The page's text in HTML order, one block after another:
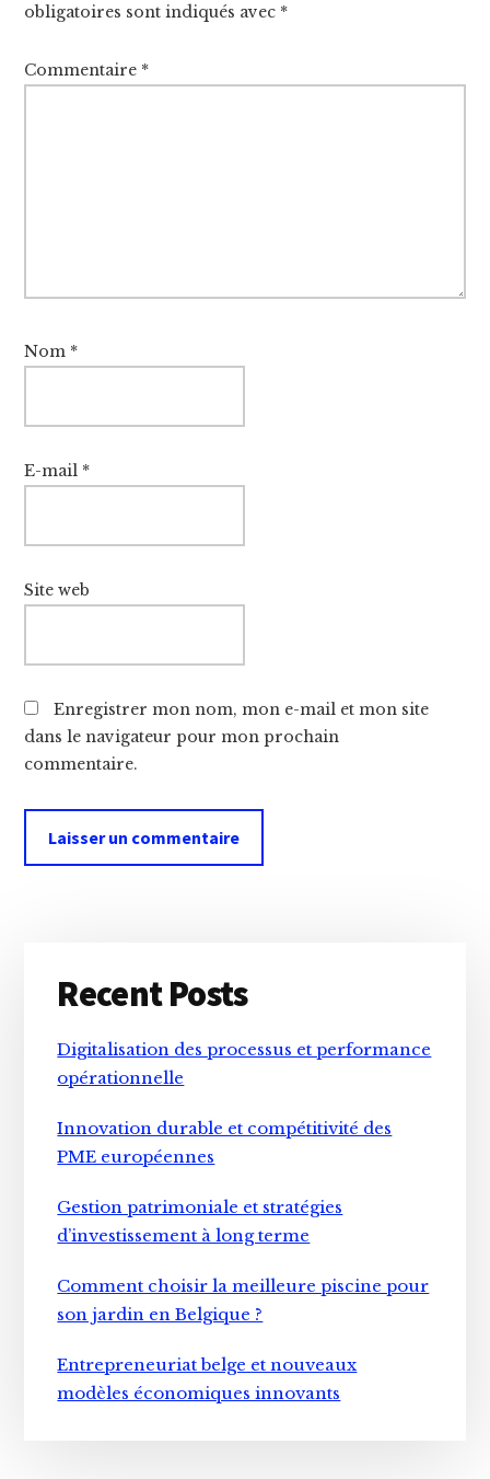
obligatoires sont indiqués avec *
Commentaire *
Nom *
E-mail *
Site web
Enregistrer mon nom, mon e-mail et mon site
dans le navigateur pour mon prochain
commentaire.
Sidebar
Recent Posts
Digitalisation des processus et performance
opérationnelle
Innovation durable et compétitivité des
PME européennes
Gestion patrimoniale et stratégies
d’investissement à long terme
Comment choisir la meilleure piscine pour
son jardin en Belgique ?
Entrepreneuriat belge et nouveaux
modèles économiques innovants